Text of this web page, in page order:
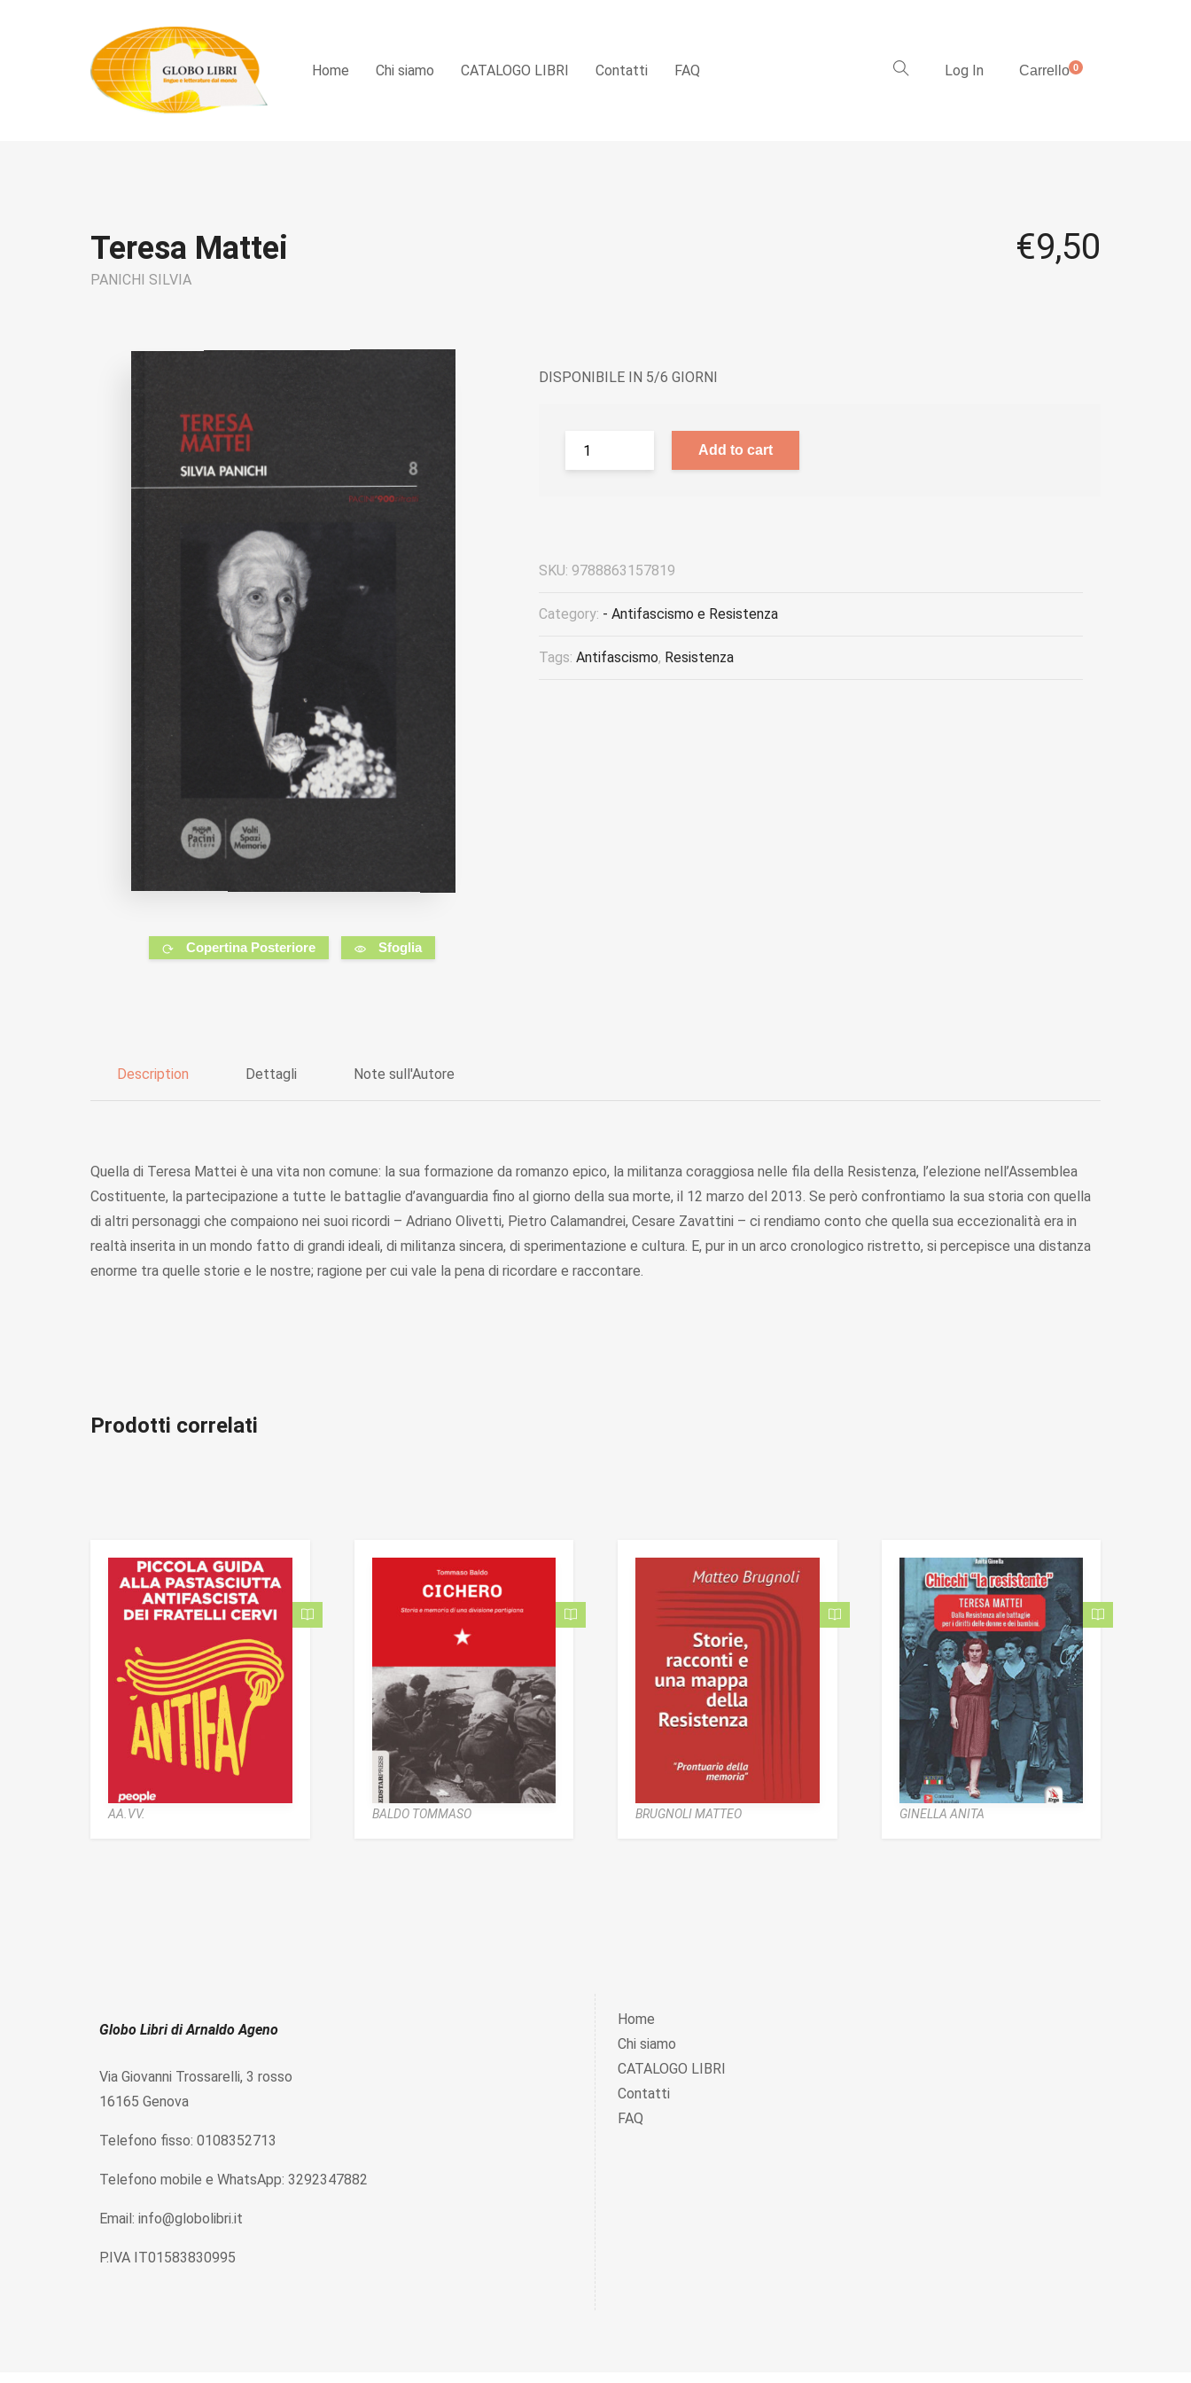
Home Chi siamo CATALOGO LIBRI Contatti FAQ Log In Carrello0
Teresa Mattei
PANICHI SILVIA
€9,50
Copertina Posteriore Sfoglia
DISPONIBILE IN 5/6 GIORNI
Add to cart
SKU: 9788863157819
Category: - Antifascismo e Resistenza
Tags: Antifascismo, Resistenza
Description Dettagli Note sull'Autore
Quella di Teresa Mattei è una vita non comune: la sua formazione da romanzo epico, la militanza coraggiosa nelle fila della Resistenza, l’elezione nell’Assemblea
Costituente, la partecipazione a tutte le battaglie d’avanguardia fino al giorno della sua morte, il 12 marzo del 2013. Se però confrontiamo la sua storia con quella
di altri personaggi che compaiono nei suoi ricordi – Adriano Olivetti, Pietro Calamandrei, Cesare Zavattini – ci rendiamo conto che quella sua eccezionalità era in
realtà inserita in un mondo fatto di grandi ideali, di militanza sincera, di sperimentazione e cultura. E, pur in un arco cronologico ristretto, si percepisce una distanza
enorme tra quelle storie e le nostre; ragione per cui vale la pena di ricordare e raccontare.
Prodotti correlati
AA.VV. BALDO TOMMASO BRUGNOLI MATTEO GINELLA ANITA
Globo Libri di Arnaldo Ageno
Via Giovanni Trossarelli, 3 rosso
16165 Genova
Telefono fisso: 0108352713
Telefono mobile e WhatsApp: 3292347882
Email: info@globolibri.it
P.IVA IT01583830995
Home
Chi siamo
CATALOGO LIBRI
Contatti
FAQ